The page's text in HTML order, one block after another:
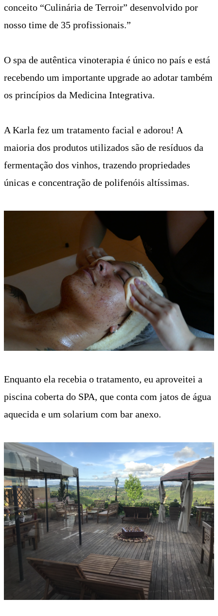
conceito “Culinária de Terroir” desenvolvido por
nosso time de 35 profissionais.”
O spa de autêntica vinoterapia é único no país e está
recebendo um importante upgrade ao adotar também
os princípios da Medicina Integrativa.
A Karla fez um tratamento facial e adorou! A
maioria dos produtos utilizados são de resíduos da
fermentação dos vinhos, trazendo propriedades
únicas e concentração de polifenóis altíssimas.
Enquanto ela recebia o tratamento, eu aproveitei a
piscina coberta do SPA, que conta com jatos de água
aquecida e um solarium com bar anexo.